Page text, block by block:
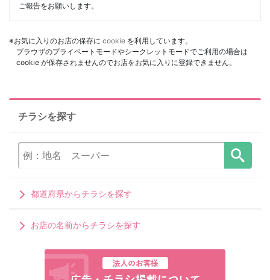
ご報告をお願いします。
※お気に入りのお店の保存に cookie を利用しています。
ブラウザのプライベートモードやシークレットモードでご利用の場合は
cookie が保存されませんのでお店をお気に入りに登録できません。
チラシを探す
都道府県からチラシを探す
お店の名前からチラシを探す